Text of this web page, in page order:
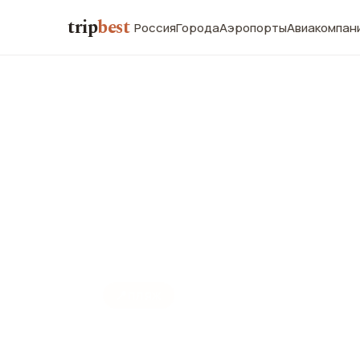
tripbest РоссияГородаАэропорты